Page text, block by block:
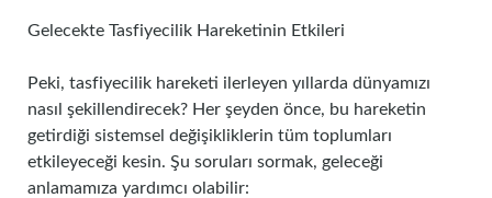
Gelecekte Tasfiyecilik Hareketinin Etkileri
Peki, tasfiyecilik hareketi ilerleyen yıllarda dünyamızı
nasıl şekillendirecek? Her şeyden önce, bu hareketin
getirdiği sistemsel değişikliklerin tüm toplumları
etkileyeceği kesin. Şu soruları sormak, geleceği
anlamamıza yardımcı olabilir: